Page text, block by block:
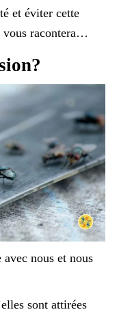
et éviter cette
vous racontera…
nous et nous
sont attirées